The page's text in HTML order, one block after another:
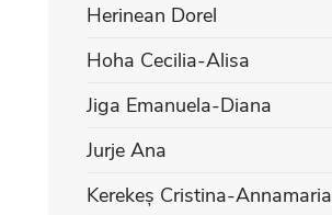
Herinean Dorel
Hoha Cecilia-Alisa
Jiga Emanuela-Diana
Jurje Ana
Kerekeș Cristina-Annamaria